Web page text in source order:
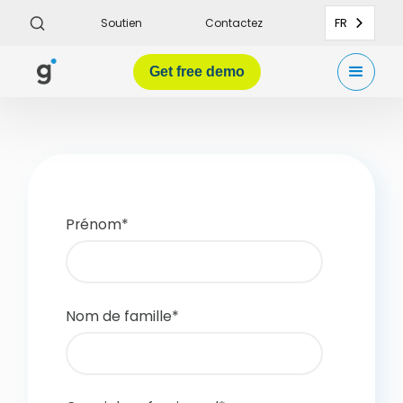
Soutien Contactez FR
Get free demo
Prénom*
Nom de famille*